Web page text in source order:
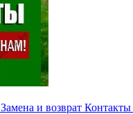
Замена и возврат Контакты